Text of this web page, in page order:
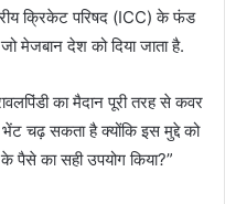
क्रिकेट परिषद (ICC) के फंड
मेजबान देश को दिया जाता है.
का मैदान पूरी तरह से कवर
भेंट चढ़ सकता है क्योंकि इस मुद्दे को
पैसे का सही उपयोग किया?”